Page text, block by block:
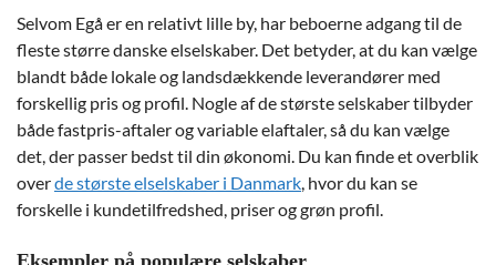
Selvom Egå er en relativt lille by, har beboerne adgang til de
fleste større danske elselskaber. Det betyder, at du kan vælge
blandt både lokale og landsdækkende leverandører med
forskellig pris og profil. Nogle af de største selskaber tilbyder
både fastpris-aftaler og variable elaftaler, så du kan vælge
det, der passer bedst til din økonomi. Du kan finde et overblik
overde største elselskaber i Danmark, hvor du kan se
forskelle i kundetilfredshed, priser og grøn profil.
Eksempler på populære selskaber